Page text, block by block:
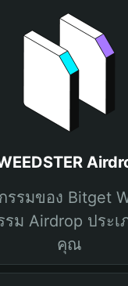
รรมของ Bitget
รม Airdrop ประเ
คุณ